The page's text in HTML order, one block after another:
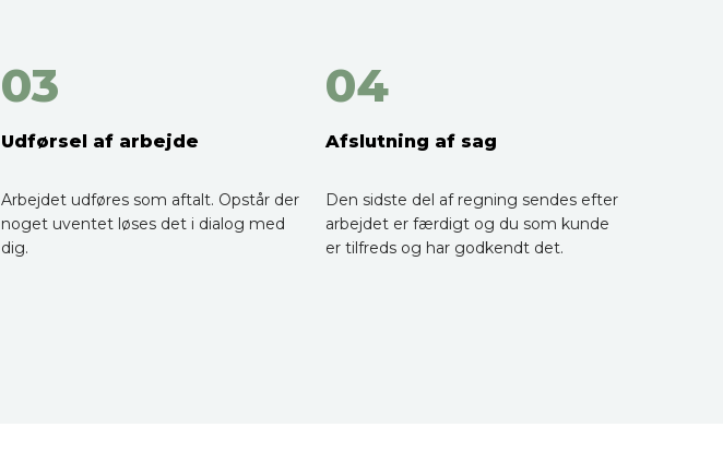
03
Udførsel af arbejde
Arbejdet udføres som aftalt. Opstår der
noget uventet løses det i dialog med
dig.
04
Afslutning af sag
Den sidste del af regning sendes efter
arbejdet er færdigt og du som kunde
er tilfreds og har godkendt det.